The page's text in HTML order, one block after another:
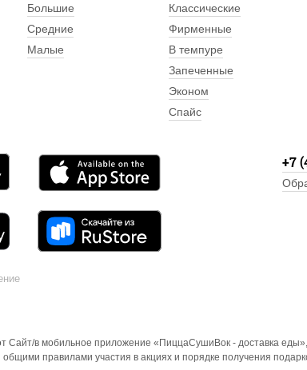
Большие
Средние
Малые
Классические
Фирменные
В темпуре
Запеченные
Эконом
Спайс
+7
Сайт/в мобильное приложение «ПиццаСушиВок - доставка
общими правилами участия в акциях и порядке получения